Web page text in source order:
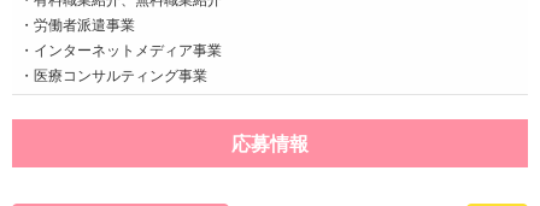
・労働者派遣事業
・インターネットメディア事業
・医療コンサルティング事業
応募情報